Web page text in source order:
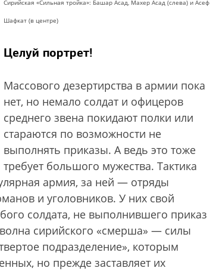
Сирийская «Сильная тройка»: Башар Асад, Махер Асад (слева) и Асеф
Шафкат (в центре)
Целуй портрет!
Массового дезертирства в армии пока
нет, но немало солдат и офицеров
среднего звена покидают полки или
стараются по возможности не
выполнять приказы. А ведь это тоже
требует большого мужества. Тактика
армия, за ней — отряды
и уголовников. У них свой
солдата, не выполнившего приказ
сирийского «смерша» — силы
подразделение», которым
но прежде заставляет их